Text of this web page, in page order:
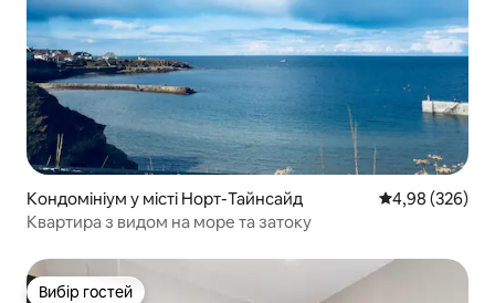
Кондомініум у місті Норт-Тайнсайд Середня
4,98 (326)
Квартира з видом на море та затоку
Вибір гостей